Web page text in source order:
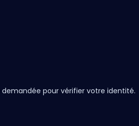
demandée pour vérifier votre identité.